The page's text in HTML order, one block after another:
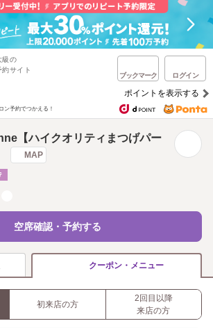
級の
サイト
ブックマーク ログイン
ポイントを表示する
ン予約でつかえる！
【ハイクオリティまつげパー
MAP
空席確認・予約する
クーポン・メニュー
初来店の方
2回目以降
来店の方